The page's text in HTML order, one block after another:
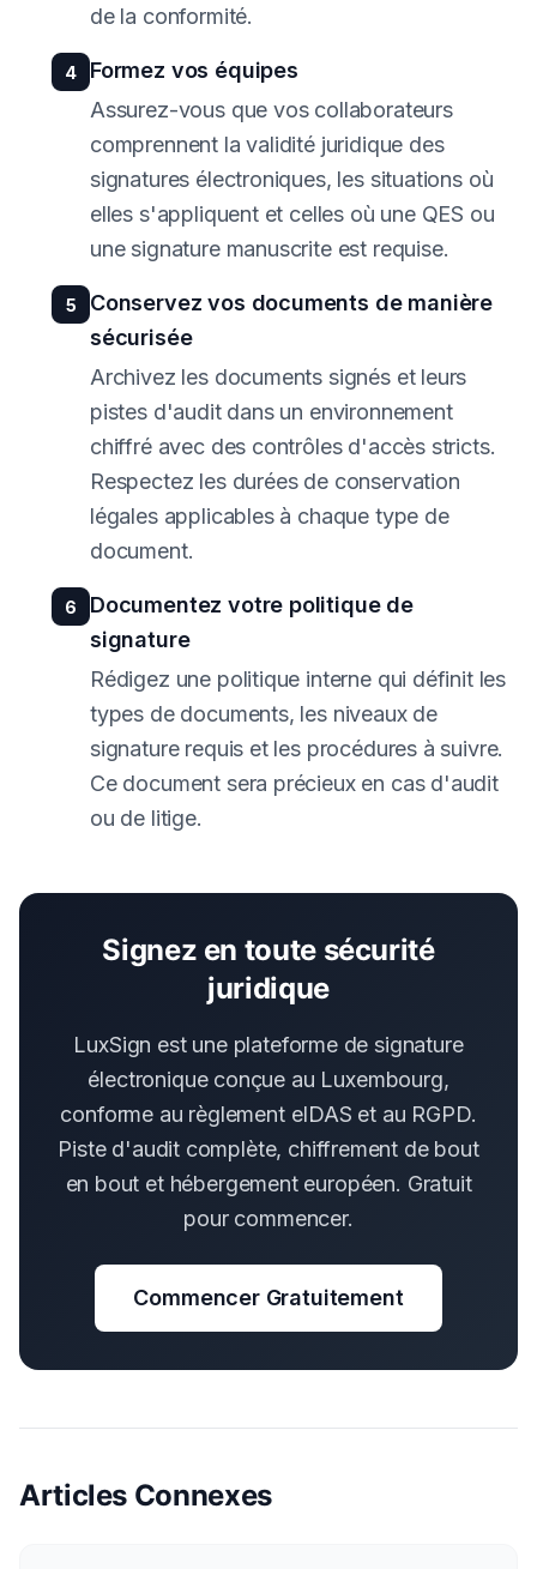
de la conformité.
4
Formez vos équipes
Assurez-vous que vos collaborateurs
comprennent la validité juridique des
signatures électroniques, les situations où
elles s'appliquent et celles où une QES ou
une signature manuscrite est requise.
5
Conservez vos documents de manière
sécurisée
Archivez les documents signés et leurs
pistes d'audit dans un environnement
chiffré avec des contrôles d'accès stricts.
Respectez les durées de conservation
légales applicables à chaque type de
document.
6
Documentez votre politique de
signature
Rédigez une politique interne qui définit les
types de documents, les niveaux de
signature requis et les procédures à suivre.
Ce document sera précieux en cas d'audit
ou de litige.
Signez en toute sécurité
juridique
LuxSign est une plateforme de signature
électronique conçue au Luxembourg,
conforme au règlement eIDAS et au RGPD.
Piste d'audit complète, chiffrement de bout
en bout et hébergement européen. Gratuit
pour commencer.
Commencer Gratuitement
Articles Connexes